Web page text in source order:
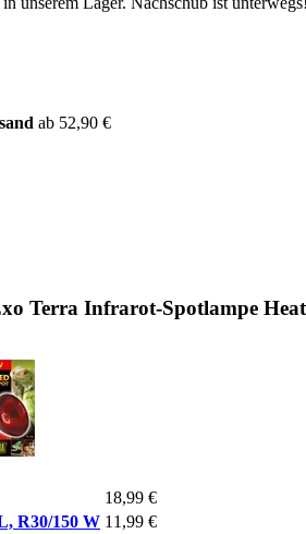
ab 52,90 €
Terra Infrarot-Spotlampe
18,99 €
R30/150 W 11,99 €